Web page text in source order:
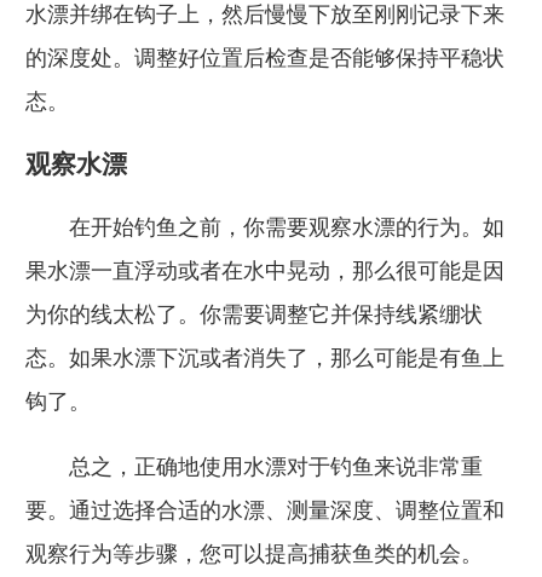
水漂并绑在钩子上，然后慢慢下放至刚刚记录下来
的深度处。调整好位置后检查是否能够保持平稳状
态。
观察水漂
在开始钓鱼之前，你需要观察水漂的行为。如
果水漂一直浮动或者在水中晃动，那么很可能是因
为你的线太松了。你需要调整它并保持线紧绷状
态。如果水漂下沉或者消失了，那么可能是有鱼上
钩了。
总之，正确地使用水漂对于钓鱼来说非常重
要。通过选择合适的水漂、测量深度、调整位置和
观察行为等步骤，您可以提高捕获鱼类的机会。